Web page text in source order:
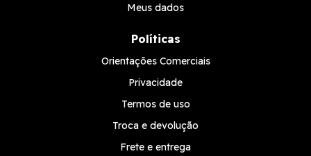
Meus dados
Políticas
Orientações Comerciais
Privacidade
Termos de uso
Troca e devolução
Frete e entrega